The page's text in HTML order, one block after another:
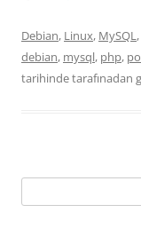
Debian, Linux, MySQL,
debian, mysql, php,
tarihindetarafınadan